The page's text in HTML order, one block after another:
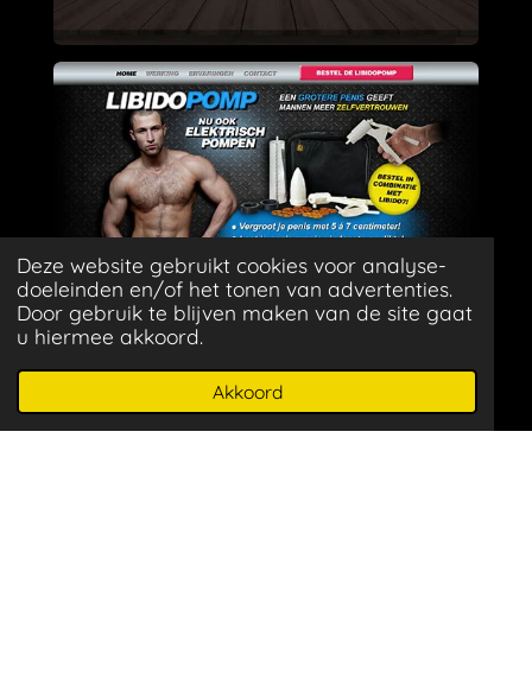
Deze website gebruikt cookies voor analyse-
doeleinden en/of het tonen van advertenties.
Door gebruik te blijven maken van de site gaat
u hiermee akkoord.
Akkoord ^